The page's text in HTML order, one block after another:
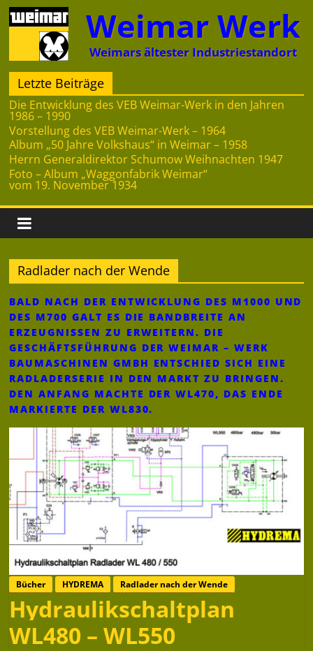
Zum
Inhalt
springen
Weimar Werk
Weimars ältester Industriestandort
Letzte Beiträge
Die Entwicklung des VEB Weimar-Werk in den Jahren
1986 – 1990
Vorstellung des VEB Weimar-Werk – 1964
Album „50 Jahre Volkshaus“ in Weimar – 1958
Herrn Generaldirektor Schumow Weihnachten 1947
Foto – Album „Waggonfabrik Weimar“
vom 19. November 1934
Radlader nach der Wende
BALD NACH DER ENTWICKLUNG DES M1000 UND
DES M700 GALT ES DIE BANDBREITE AN
ERZEUGNISSEN ZU ERWEITERN. DIE
GESCHÄFTSFÜHRUNG DER WEIMAR – WERK
BAUMASCHINEN GMBH ENTSCHIED SICH EINE
RADLADERSERIE IN DEN MARKT ZU BRINGEN.
DEN ANFANG MACHTE DER WL470, DAS ENDE
MARKIERTE DER WL830.
Bücher HYDREMA Radlader nach der Wende
Hydraulikschaltplan
WL480 – WL550